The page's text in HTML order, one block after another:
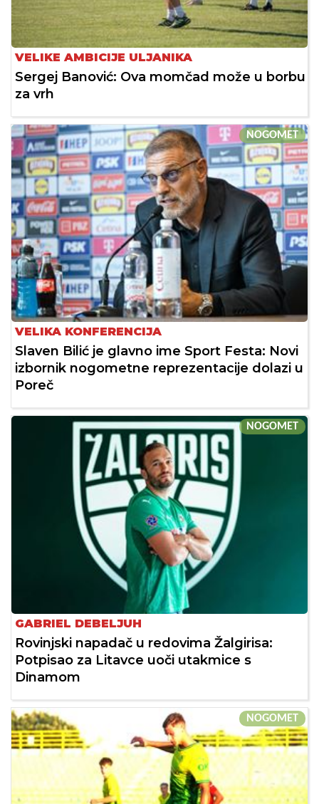
VELIKE AMBICIJE ULJANIKA
Sergej Banović: Ova momčad može u borbu
za vrh
NOGOMET
VELIKA KONFERENCIJA
Slaven Bilić je glavno ime Sport Festa: Novi
izbornik nogometne reprezentacije dolazi u
Poreč
NOGOMET
GABRIEL DEBELJUH
Rovinjski napadač u redovima Žalgirisa:
Potpisao za Litavce uoči utakmice s
Dinamom
NOGOMET